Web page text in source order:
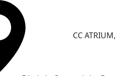
CC ATRIUM,